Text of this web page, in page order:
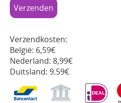
Verzendkosten:
België: 6,59€
Nederland: 8,99€
Duitsland: 9.59€